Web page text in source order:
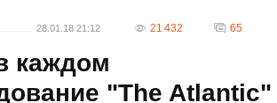
28.01.18 21:12 21 432 65
каждом
"The Atlantic"